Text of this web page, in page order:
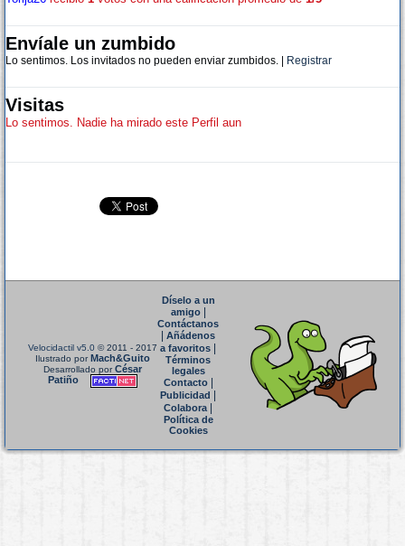
Envíale un zumbido
Lo sentimos. Los invitados no pueden enviar zumbidos. | Registrar
Visitas
Lo sentimos. Nadie ha mirado este Perfil aun
Velocidactil v5.0 © 2011 - 2017
Ilustrado porMach&Guito
Desarrollado porCésar
Patiño
Díselo a un
amigo|
Contáctanos
Añádenos
a favoritos
Términos
legales
Contacto|
Publicidad
Colabora|
Política de
Cookies